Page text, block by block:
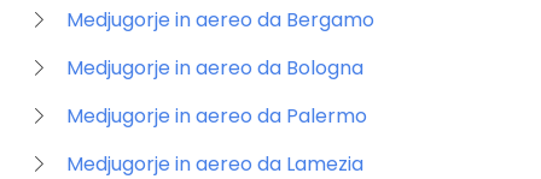
Medjugorje in aereo da Bergamo
Medjugorje in aereo da Bologna
Medjugorje in aereo da Palermo
Medjugorje in aereo da Lamezia